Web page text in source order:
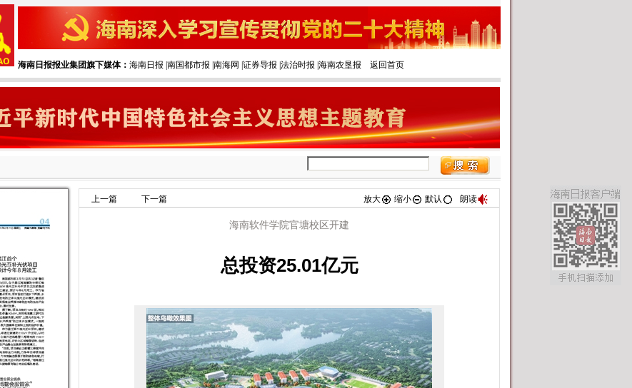
海南日报报业集团旗下媒体： 海南日报 南国都市报 南海网 证券导报 法治时报 海南农垦报 返回首页
上一篇 下一篇 放大 缩小 默认 朗读
海南软件学院官塘校区开建
总投资25.01亿元